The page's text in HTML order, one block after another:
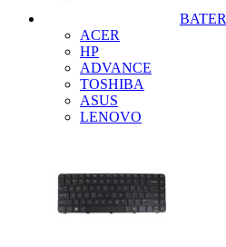
ACER
HP
ADVANCE
TOSHIBA
ASUS
LENOVO